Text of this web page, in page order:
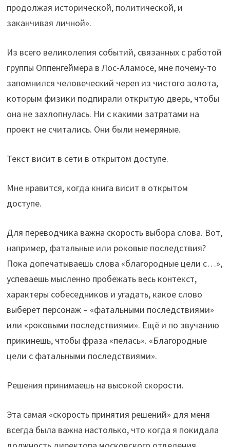
продолжая исторической, политической, и
заканчивая личной».
Из всего великолепия событий, связанных с работой
группы Оппенгеймера в Лос-Аламосе, мне почему-то
запомнился человеческий череп из чистого золота,
которым физики подпирали открытую дверь, чтобы
она не захлопнулась. Ни с какими затратами на
проект не считались. Они были немеряные.
Текст висит в сети в открытом доступе.
Мне нравится, когда книга висит в открытом
доступе.
Для переводчика важна скорость выбора слова. Вот,
например, фатальные или роковые последствия?
Пока допечатываешь слова «благородные цели с…»,
успеваешь мысленно пробежать весь контекст,
характеры собеседников и угадать, какое слово
выберет персонаж – «фатальными последствиями»
или «роковыми последствиями». Ещё и по звучанию
прикинешь, чтобы фраза «пелась». «Благородные
цели с фатальными последствиями».
Решения принимаешь на высокой скорости.
Эта самая «скорость принятия решений» для меня
всегда была важна настолько, что когда я покидала